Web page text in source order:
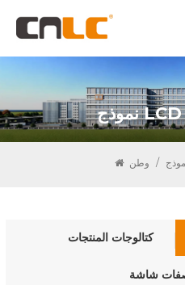
وطن /
كتالوجات المنتجات